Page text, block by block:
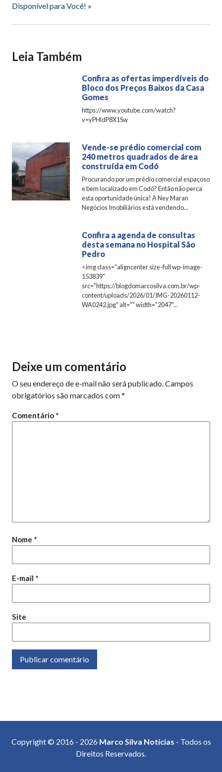
Disponível para Você! »
Leia Também
Confira as ofertas imperdíveis do
Bloco dos Preços Baixos da Casa
Gomes
https://www.youtube.com/watch?
v=yPHldP8X1Sw
Vende-se prédio comercial com
240 metros quadrados de área
construída em Codó
Procurando por um prédio comercial espaçoso
e bem localizado em Codó? Então não perca
esta oportunidade única! A Ney Maran
Negócios Imobiliários está vendendo...
Confira a agenda de consultas
desta semana no Hospital São
Pedro
<img class="aligncenter size-full wp-image-
153839"
src="https://blogdomarcosilva.com.br/wp-
content/uploads/2026/01/IMG-20260112-
WA0242.jpg" alt="" width="2047"...
Deixe um comentário
O seu endereço de e-mail não será publicado.Campos
obrigatórios são marcados com*
Comentário *
Nome *
E-mail *
Site
Copyright © 2016 - 2026 Marco Silva Notícias - Todos os
Direitos Reservados.